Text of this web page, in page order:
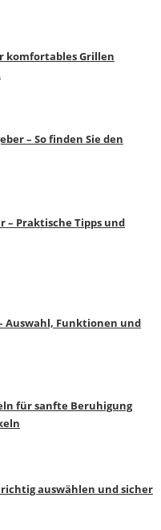
komfortables Grillen
– So finden Sie den
– Praktische Tipps und
Auswahl, Funktionen und
für sanfte Beruhigung
auswählen und sicher